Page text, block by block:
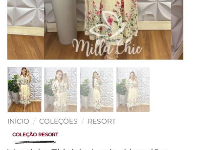
INÍCIO / COLEÇÕES / RESORT
COLEÇÃO RESORT